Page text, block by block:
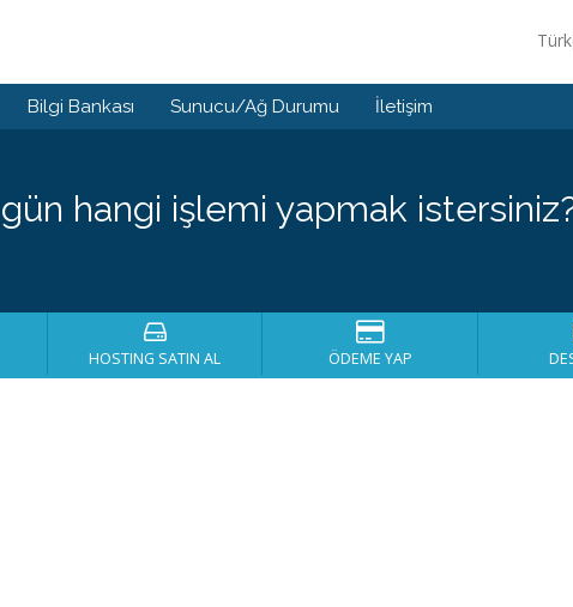
Bilgi Bankası Sunucu/Ağ Durumu İletişim
hangi işlemi yapmak
HOSTING SATIN AL ÖDEME YAP